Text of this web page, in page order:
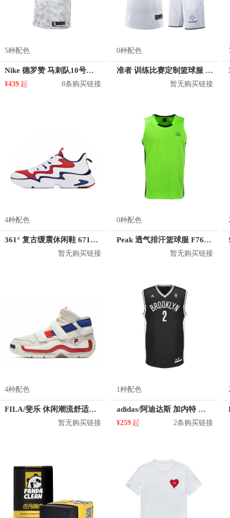
5种配色
Nike 德罗赞 马刺队10号球衣
¥439 起 8条购买链接
0种配色
准者 训练比赛定制篮球服 Z17110105
暂无购买链接
4种配色
361° 复古缓震休闲鞋 671916743
暂无购买链接
0种配色
Peak 透气排汗篮球服 F762101
暂无购买链接
4种配色
FILA/斐乐 休闲潮流舒适篮球鞋 T12W941203F
暂无购买链接
1种配色
adidas/阿迪达斯 加内特 篮网队 2号球衣
¥259 起 2条购买链接